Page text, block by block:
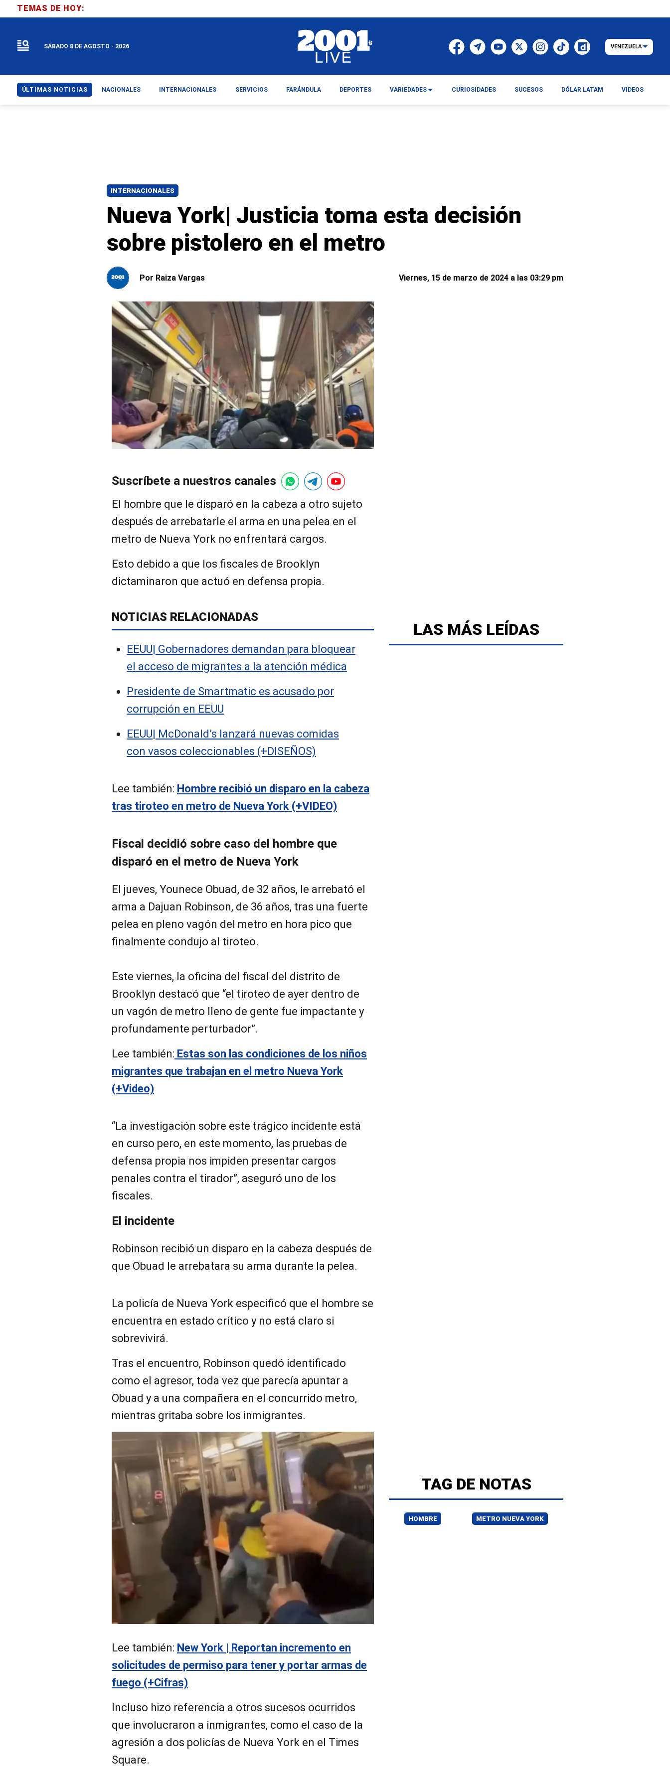
INTERNACIONALES
Nueva York| Justicia toma esta decisión
sobre pistolero en el metro
Por Raiza Vargas Viernes, 15 de marzo de 2024 a las 03:29 pm
Suscríbete a nuestros canales
El hombre que le disparó en la cabeza a otro sujeto
después de arrebatarle el arma en una pelea en el
metro de Nueva York no enfrentará cargos.
Esto debido a que los fiscales de Brooklyn
dictaminaron que actuó en defensa propia.
NOTICIAS RELACIONADAS
EEUU| Gobernadores demandan para bloquear
el acceso de migrantes a la atención médica
Presidente de Smartmatic es acusado por
corrupción en EEUU
EEUU| McDonald’s lanzará nuevas comidas
con vasos coleccionables (+DISEÑOS)
Lee también: Hombre recibió un disparo en la cabeza
tras tiroteo en metro de Nueva York (+VIDEO)
Fiscal decidió sobre caso del hombre que
disparó en el metro de Nueva York
El jueves, Younece Obuad, de 32 años, le arrebató el
arma a Dajuan Robinson, de 36 años, tras una fuerte
pelea en pleno vagón del metro en hora pico que
finalmente condujo al tiroteo.
Este viernes, la oficina del fiscal del distrito de
Brooklyn destacó que “el tiroteo de ayer dentro de
un vagón de metro lleno de gente fue impactante y
profundamente perturbador”.
Lee también: Estas son las condiciones de los niños
migrantes que trabajan en el metro Nueva York
(+Video)
“La investigación sobre este trágico incidente está
en curso pero, en este momento, las pruebas de
defensa propia nos impiden presentar cargos
penales contra el tirador”, aseguró uno de los
fiscales.
El incidente
Robinson recibió un disparo en la cabeza después de
que Obuad le arrebatara su arma durante la pelea.
La policía de Nueva York especificó que el hombre se
encuentra en estado crítico y no está claro si
sobrevivirá.
Tras el encuentro, Robinson quedó identificado
como el agresor, toda vez que parecía apuntar a
Obuad y a una compañera en el concurrido metro,
mientras gritaba sobre los inmigrantes.
Lee también: New York | Reportan incremento en
solicitudes de permiso para tener y portar armas de
fuego (+Cifras)
Incluso hizo referencia a otros sucesos ocurridos
que involucraron a inmigrantes, como el caso de la
agresión a dos policías de Nueva York en el Times
Square.
LAS MÁS LEÍDAS
TAG DE NOTAS
HOMBRE METRO NUEVA YORK
TEMAS DE HOY:
SÁBADO 8 DE AGOSTO - 2026 VENEZUELA
ÚLTIMAS NOTICIAS NACIONALES INTERNACIONALES SERVICIOS FARÁNDULA DEPORTES VARIEDADES CURIOSIDADES SUCESOS DÓLAR LATAM VIDEOS